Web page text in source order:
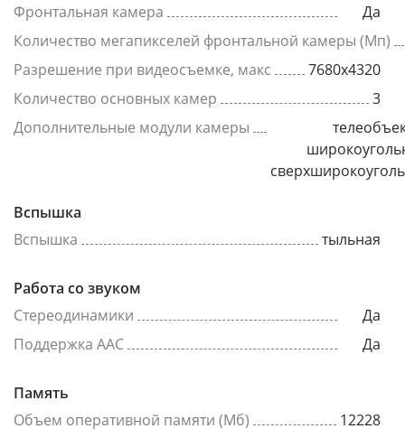
Фронтальная камера
Да
Количество мегапикселей фронтальной камеры (Мп)
Разрешение при видеосъемке, макс
7680x4320
Количество основных камер
3
Дополнительные модули камеры
Вспышка
Вспышка
тыльная
Работа со звуком
Стереодинамики
Да
Поддержка AAC
Да
Память
Объем оперативной памяти (Мб)
12228